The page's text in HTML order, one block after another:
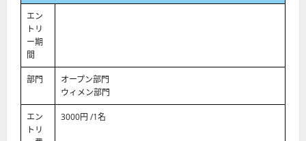
エン
トリ
ー期
間
部門
オープン部門
ウィメン部門
エン
トリ
3000円 /1名